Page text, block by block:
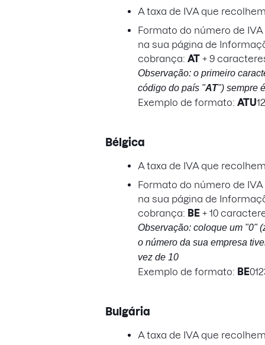
A taxa de IVA que
Formato do número de
na sua página de
cobrança: AT + 9
Observação: o primeiro
código do país "AT") sempre
Exemplo de formato: ATU
Bélgica
A taxa de IVA que
Formato do número de
na sua página de
cobrança: BE + 10
Observação: coloque um "0"
o número da sua empresa
vez de 10
Exemplo de formato: BE
Bulgária
A taxa de IVA que